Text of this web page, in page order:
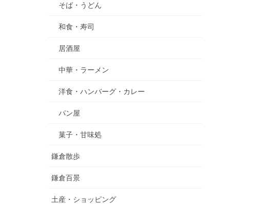
そば・うどん
和食・寿司
居酒屋
中華・ラーメン
洋食・ハンバーグ・カレー
パン屋
菓子・甘味処
鎌倉散歩
鎌倉百景
土産・ショッピング